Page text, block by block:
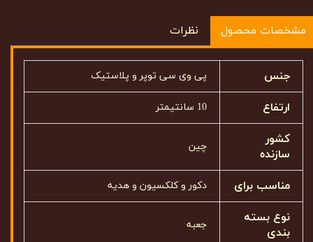
مشخصات محصول نظرات
جنس پی وی سی توپر و پلاستیک
ارتفاع 10 سانتیمتر
کشور
سازنده
چین
مناسب برای دکور و کلکسیون و هدیه
نوع بسته
بندی
جعبه